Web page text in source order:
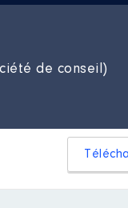
de conseil)